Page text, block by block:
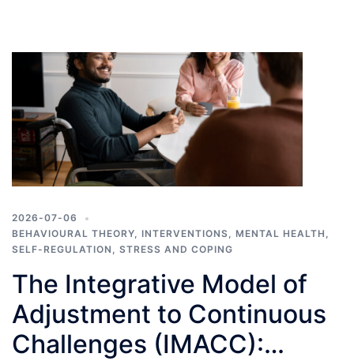
2026-07-06
BEHAVIOURAL THEORY, INTERVENTIONS, MENTAL HEALTH ,
SELF-REGULATION , STRESS AND COPING
The Integrative Model of
Adjustment to Continuous
Challenges (IMACC):